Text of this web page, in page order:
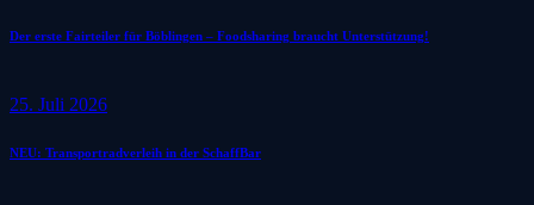
Der erste Fairteiler für Böblingen – Foodsharing braucht Unterstützung!
25. Juli 2026
NEU: Transportradverleih in der SchaffBar